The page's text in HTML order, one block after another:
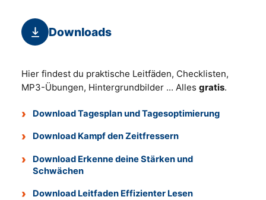
Downloads
Hier findest du praktische Leitfäden, Checklisten,
MP3-Übungen, Hintergrundbilder ... Alles gratis.
Download Tagesplan und Tagesoptimierung
Download Kampf den Zeitfressern
Download Erkenne deine Stärken und
Schwächen
Download Leitfaden Effizienter Lesen